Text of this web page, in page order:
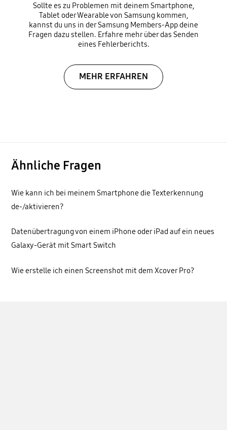
Sollte es zu Problemen mit deinem Smartphone,
Tablet oder Wearable von Samsung kommen,
kannst du uns in der Samsung Members-App deine
Fragen dazu stellen. Erfahre mehr über das Senden
eines Fehlerberichts.
MEHR ERFAHREN
Ähnliche Fragen
Wie kann ich bei meinem Smartphone die Texterkennung
de-/aktivieren?
Datenübertragung von einem iPhone oder iPad auf ein neues
Galaxy-Gerät mit Smart Switch
Wie erstelle ich einen Screenshot mit dem Xcover Pro?